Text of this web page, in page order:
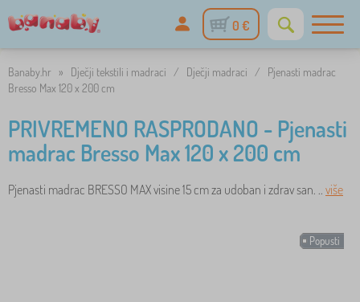
0 €
Banaby.hr » Dječji tekstili i madraci / Dječji madraci /
Pjenasti madrac
Bresso Max 120 x 200 cm
PRIVREMENO RASPRODANO - Pjenasti
madrac Bresso Max 120 x 200 cm
Pjenasti madrac BRESSO MAX visine 15 cm za udoban i zdrav san. .. više
Popusti